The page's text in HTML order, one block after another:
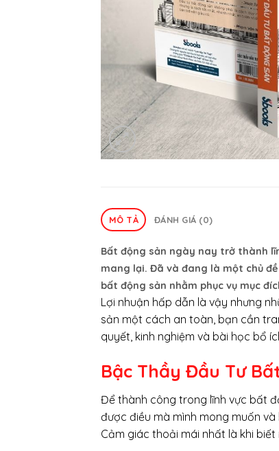
MÔ TẢ ĐÁNH GIÁ (0)
Bất động sản ngày nay trở thành
mang lại. Đã và đang là một chủ
bất động sản nhằm phục vụ mục
Lợi nhuận hấp dẫn là vậy nhưng
sản một cách an toàn, bạn cần
quyết, kinh nghiệm và bài học bổ
Bậc Thầy Đầu Tư
Để thành công trong lĩnh vực bất
được điều mà mình mong muốn
Cảm giác thoải mái nhất là khi